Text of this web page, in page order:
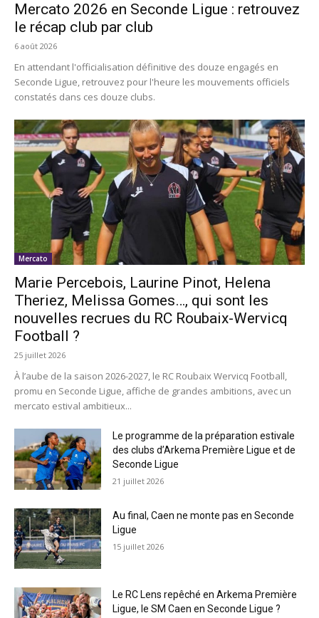
Mercato 2026 en Seconde Ligue : retrouvez
le récap club par club
6 août 2026
En attendant l'officialisation définitive des douze engagés en
Seconde Ligue, retrouvez pour l'heure les mouvements officiels
constatés dans ces douze clubs.
Mercato
Marie Percebois, Laurine Pinot, Helena
Theriez, Melissa Gomes…, qui sont les
nouvelles recrues du RC Roubaix-Wervicq
Football ?
25 juillet 2026
À l’aube de la saison 2026-2027, le RC Roubaix Wervicq Football,
promu en Seconde Ligue, affiche de grandes ambitions, avec un
mercato estival ambitieux...
Le programme de la préparation estivale
des clubs d’Arkema Première Ligue et de
Seconde Ligue
21 juillet 2026
Au final, Caen ne monte pas en Seconde
Ligue
15 juillet 2026
Le RC Lens repêché en Arkema Première
Ligue, le SM Caen en Seconde Ligue ?